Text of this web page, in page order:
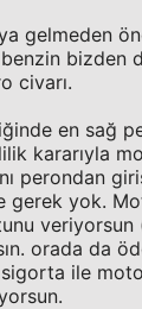
gelmeden
bizden
civarı.
en sağ
kararıyla
perondan
gerek yok.
veriyorsun
orada da
ile